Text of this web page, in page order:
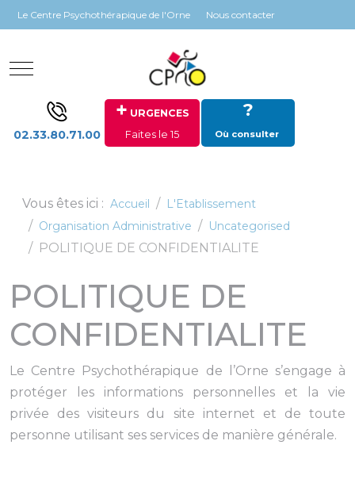
Panneau de gestion des cookies
Le Centre Psychothérapique de l'Orne Nous contacter
Mobile Menu Toggle
02.33.80.71.00
+ URGENCES
Faites le 15
?
Où consulter
Vous êtes ici : Accueil
L'Etablissement
Organisation Administrative
Uncategorised
POLITIQUE DE CONFIDENTIALITE
POLITIQUE DE
CONFIDENTIALITE
Le Centre Psychothérapique de l’Orne s’engage à
protéger les informations personnelles et la vie
privée des visiteurs du site internet et de toute
personne utilisant ses services de manière générale.